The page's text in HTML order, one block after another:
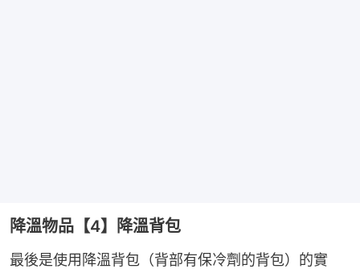
降溫物品【4】降溫背包
最後是使用降溫背包（背部有保冷劑的背包）的實